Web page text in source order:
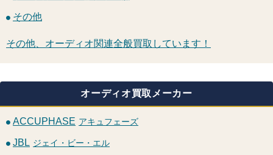
その他
その他、オーディオ関連全般買取しています！
オーディオ買取メーカー
ACCUPHASE アキュフェーズ
JBL ジェイ・ビー・エル